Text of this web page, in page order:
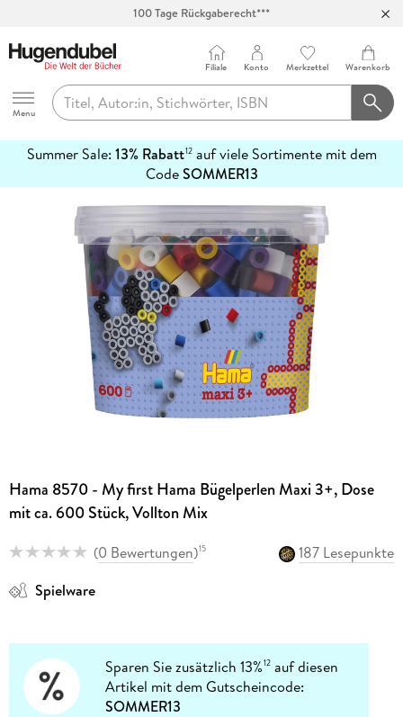
100 Tage Rückgaberecht***
Hugendubel
Menu
Filiale Konto Merkzettel Warenkorb
Summer Sale: 13% Rabatt12auf viele Sortimente mit dem
CodeSOMMER13
erfahren
Hama 8570 - My first Hama Bügelperlen Maxi 3+, Dose
mit ca. 600 Stück, Vollton Mix
(0 Bewertungen)15
187 Lesepunkte
Spielware
Sparen Sie zusätzlich 13%12 auf diesen
Artikel mit dem Gutscheincode:
SOMMER13